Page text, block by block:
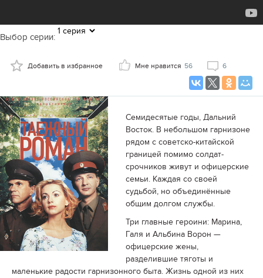
Выбор серии:
Добавить в избранное Мне нравится 56 6
Семидесятые годы, Дальний
Восток. В небольшом гарнизоне
рядом с советско-китайской
границей помимо солдат-
срочников живут и офицерские
семьи. Каждая со своей
судьбой, но объединённые
общим долгом службы.
Три главные героини: Марина,
Галя и Альбина Ворон —
офицерские жены,
разделившие тяготы и
маленькие радости гарнизонного быта. Жизнь одной из них